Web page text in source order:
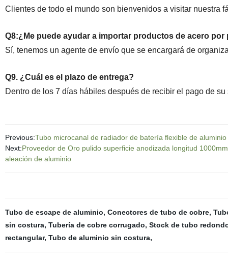
Clientes de todo el mundo son bienvenidos a visitar nuestra
Q8:¿Me puede ayudar a importar productos de acero por
Sí, tenemos un agente de envío que se encargará de
Q9. ¿Cuál es el plazo de entrega?
Dentro de los 7 días hábiles después de recibir el pago de su
Previous:Tubo microcanal de radiador de batería flexible de
Next:Proveedor de Oro pulido superficie anodizada longitud
aleación de aluminio
Tubo de escape de aluminio, Conectores de tubo de cobre,
sin costura, Tubería de cobre corrugado, Stock de tubo
rectangular, Tubo de aluminio sin costura,